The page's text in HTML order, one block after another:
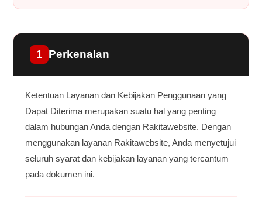
1 Perkenalan
Ketentuan Layanan dan Kebijakan Penggunaan yang
Dapat Diterima merupakan suatu hal yang penting
dalam hubungan Anda dengan Rakitawebsite. Dengan
menggunakan layanan Rakitawebsite, Anda menyetujui
seluruh syarat dan kebijakan layanan yang tercantum
pada dokumen ini.